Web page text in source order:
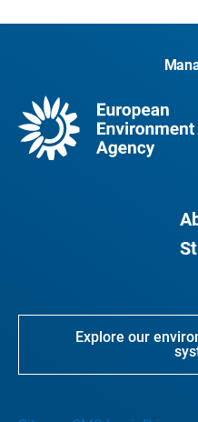
Explore our